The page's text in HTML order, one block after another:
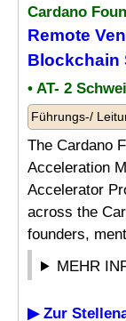
Cardano
Remote
Blockchain
• AT- 2
Führungs-/
The Cardano
Acceleration
Accelerator
across the
founders,
MEHR
▶ Zur